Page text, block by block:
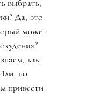
выбрать,
Да, это
может
как
по
привести